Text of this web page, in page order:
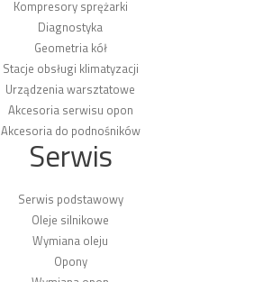
Kompresory sprężarki
Diagnostyka
Geometria kół
Stacje obsługi klimatyzacji
Urządzenia warsztatowe
Akcesoria serwisu opon
Akcesoria do podnośników
Serwis
Serwis podstawowy
Oleje silnikowe
Wymiana oleju
Opony